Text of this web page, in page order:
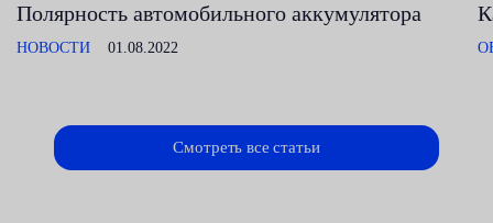
Полярность автомобильного аккумулятора
НОВОСТИ 01.08.2022
Смотреть все статьи